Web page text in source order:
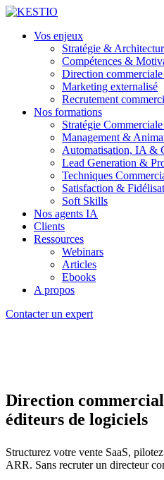
Vos enjeux
Stratégie &
Compétences &
Direction commerciale
Marketing externalisé
Recrutement
Nos formations
Stratégie
Management &
Automatisation, IA &
Lead Generation &
Techniques
Satisfaction &
Soft Skills
Nos agents IA
Clients
Ressources
Webinars
Articles
Ebooks
A propos
Contacter un expert
Direction
éditeurs de logiciels
Structurez votre vente SaaS,
ARR. Sans recruter un directeur